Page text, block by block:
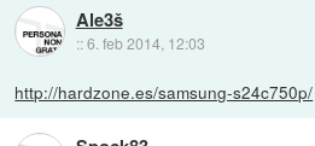
Ale3š
::6. feb 2014, 12:03
http://hardzone.es/samsung-s24c750p/